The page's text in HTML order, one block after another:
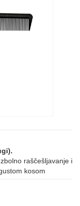
raščešljavanje i
kosom